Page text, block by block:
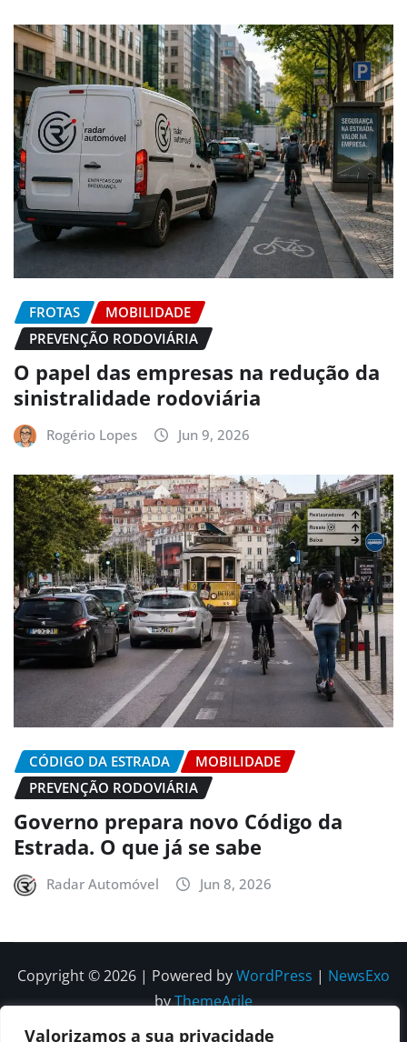
Valorizamos a sua privacidade
FROTAS
MOBILIDADE
PREVENÇÃO RODOVIÁRIA
O papel das empresas na redução da
sinistralidade rodoviária
Rogério Lopes Jun 9, 2026
CÓDIGO DA ESTRADA
MOBILIDADE
PREVENÇÃO RODOVIÁRIA
Governo prepara novo Código da
Estrada. O que já se sabe
Radar Automóvel Jun 8, 2026
Copyright © 2026 | Powered byWordPress | NewsExo
byThemeArile